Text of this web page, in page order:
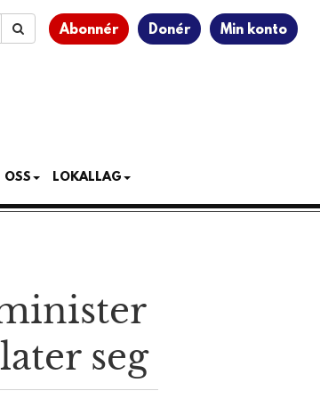
Abonnér Donér Min konto
OSS LOKALLAG
seg